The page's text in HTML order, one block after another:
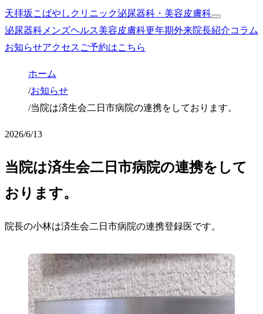
天拝坂こばやしクリニック泌尿器科・美容皮膚科
泌尿器科 メンズヘルス美容皮膚科更年期外来院長紹介コラム
お知らせアクセス ご予約はこちら
ホーム
/お知らせ
/当院は済生会二日市病院の連携をしております。
2026/6/13
当院は済生会二日市病院の連携をして
おります。
院長の小林は済生会二日市病院の連携登録医です。